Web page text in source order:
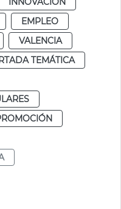
EMPLEO
VALENCIA
TEMÁTICA